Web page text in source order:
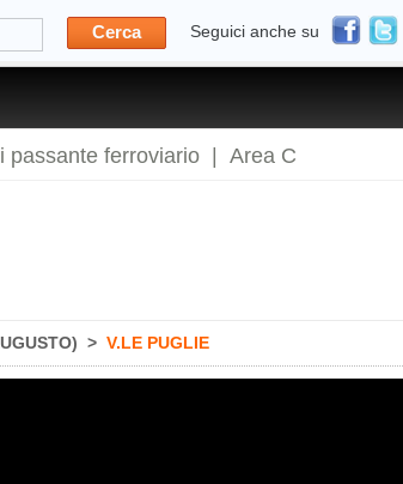
Cerca Seguici anche su
passante ferroviario Area C
> V.LE PUGLIE